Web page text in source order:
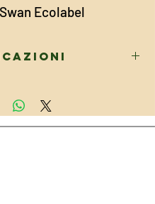
Ecolabel
1200